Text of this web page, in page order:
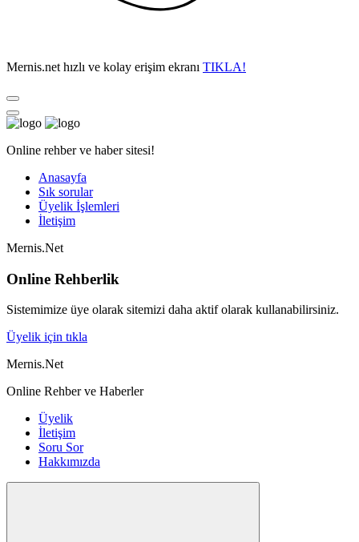
Mernis.net hızlı ve kolay erişim ekranı TIKLA!
Online rehber ve haber sitesi!
Anasayfa
Sık sorular
Üyelik İşlemleri
İletişim
Mernis.Net
Online Rehberlik
Sistemimize üye olarak sitemizi daha aktif olarak kullanabilirsiniz.
Üyelik için tıkla
Mernis.Net
Online Rehber ve Haberler
Üyelik
İletişim
Soru Sor
Hakkımızda